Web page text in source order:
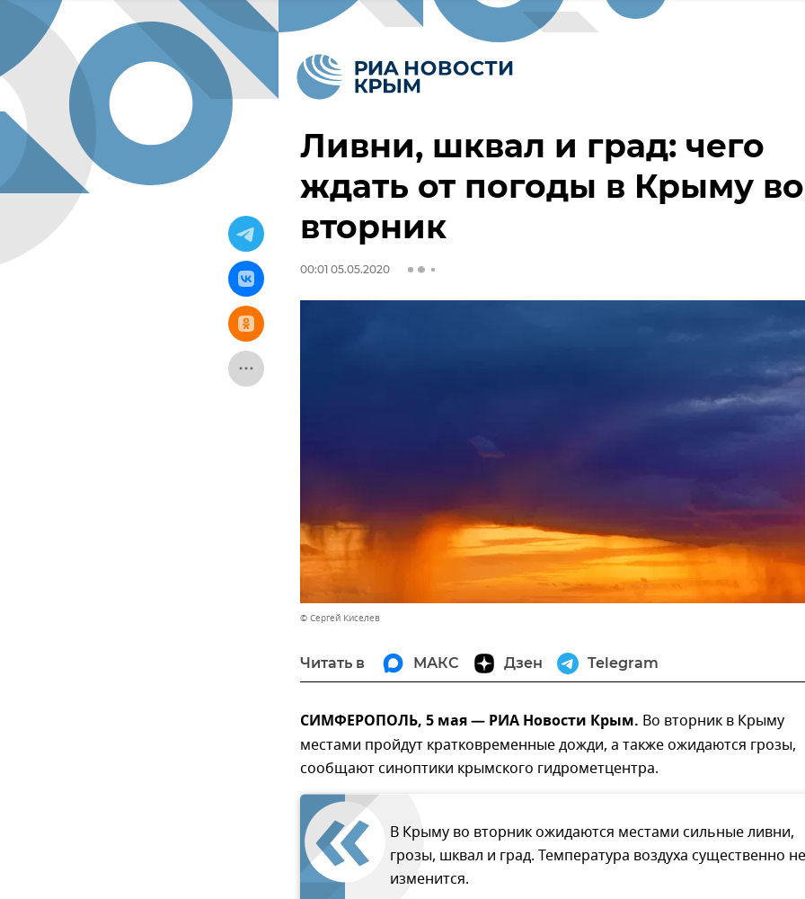
Ливни, шквал и град: чего
ждать от погоды в Крыму во
вторник
00:01 05.05.2020
© Сергей Киселев
Читать в МАКС Дзен Telegram
СИМФЕРОПОЛЬ, 5 мая — РИА Новости Крым. Во вторник в Крыму
местами пройдут кратковременные дожди, а также ожидаются грозы,
сообщают синоптики крымского гидрометцентра.
В Крыму во вторник ожидаются местами сильные ливни,
грозы, шквал и град. Температура воздуха существенно не
изменится.